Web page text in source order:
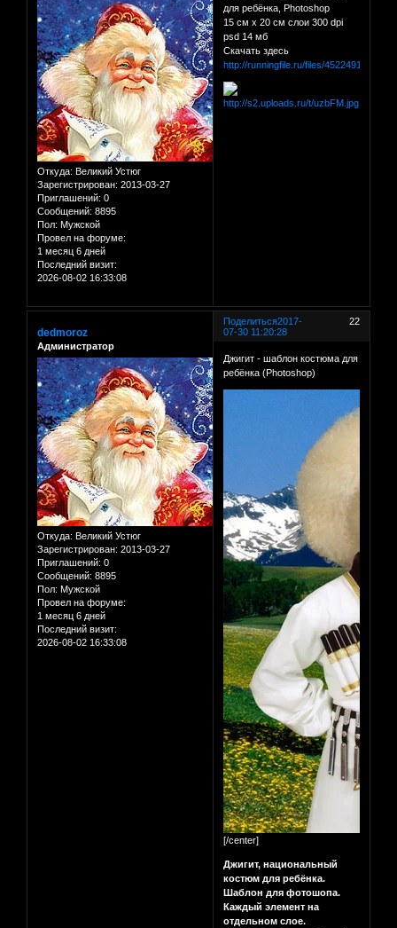
Откуда: Великий Устюг
Зарегистрирован: 2013-03-27
Приглашений: 0
Сообщений: 8895
Пол: Мужской
Провел на форуме:
1 месяц 6 дней
Последний визит:
2026-08-02 16:33:08
для ребёнка, Photoshop
15 см х 20 см слои 300 dpi
psd 14 мб
Скачать здесь
http://runningfile.ru/files/45224912
Поделиться 22
2017-
07-30 11:20:28
dedmoroz
Администратор
Откуда: Великий Устюг
Зарегистрирован: 2013-03-27
Приглашений: 0
Сообщений: 8895
Пол: Мужской
Провел на форуме:
1 месяц 6 дней
Последний визит:
2026-08-02 16:33:08
Джигит - шаблон костюма для
ребёнка (Photoshop)
[/center]
Джигит, национальный
костюм для ребёнка.
Шаблон для фотошопа.
Каждый элемент на
отдельном слое.